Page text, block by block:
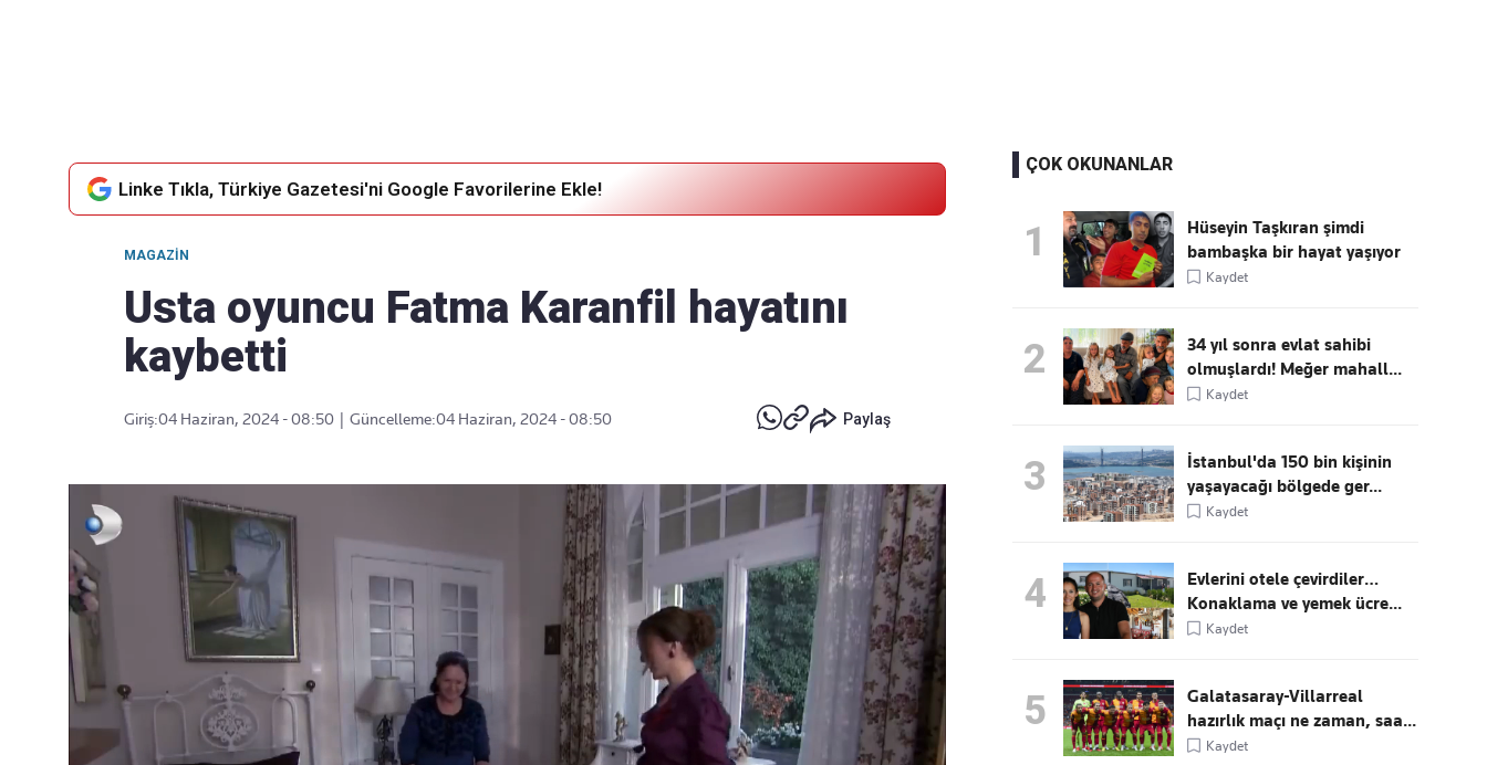
Linke Tıkla, Türkiye Gazetesi'ni Google Favorilerine Ekle!
MAGAZIN
Usta oyuncu Fatma Karanfil hayatını
kaybetti
Giriş:04 Haziran, 2024 - 08:50 Güncelleme:04 Haziran, 2024 - 08:50 Paylaş
ÇOK OKUNANLAR
1
Hüseyin Taşkıran şimdi
bambaşka bir hayat yaşıyor
Kaydet
2
34 yıl sonra evlat sahibi
olmuşlardı! Meğer mahall...
Kaydet
3
İstanbul'da 150 bin kişinin
yaşayacağı bölgede ger...
Kaydet
4
Evlerini otele çevirdiler…
Konaklama ve yemek ücre...
Kaydet
5
Galatasaray-Villarreal
hazırlık maçı ne zaman, saa...
Kaydet